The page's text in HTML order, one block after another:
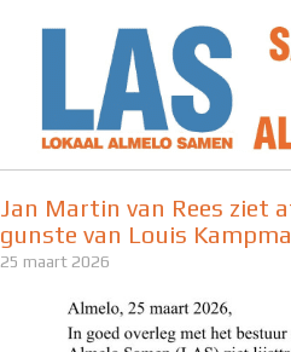
Jan Martin van Rees ziet
gunste van Louis
25 maart 2026